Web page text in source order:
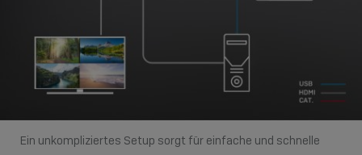
Ein unkompliziertes Setup sorgt für einfache und schnelle